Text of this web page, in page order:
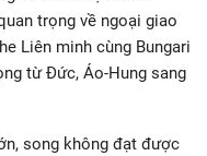
trọng về ngoại giao
Liên minh cùng Bungari
từ Đức, Áo-Hung sang
song không đạt được